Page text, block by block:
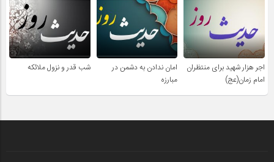
اجر هزار شهید برای منتظران
امام زمان(عج)
امان ندادن به دشمن در
مبارزه
شب قدر و نزول ملائکه